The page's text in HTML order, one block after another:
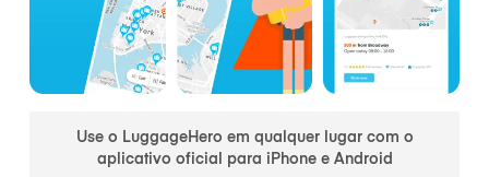
Use o LuggageHero em qualquer lugar com o
aplicativo oficial para iPhone e Android